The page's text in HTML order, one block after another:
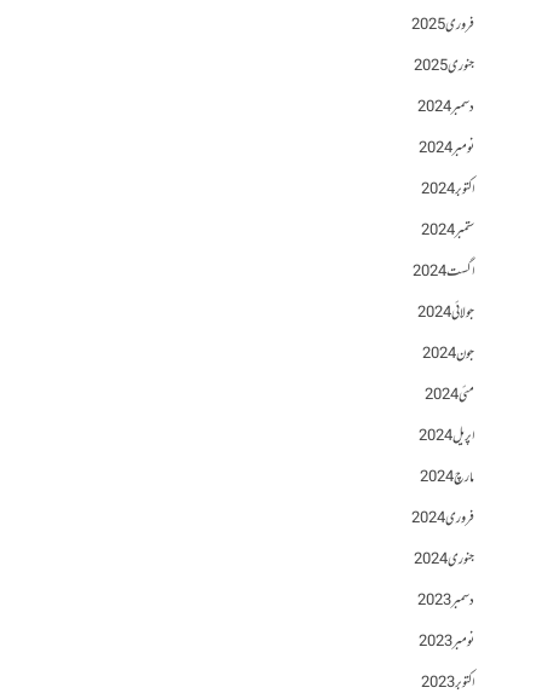
فروری 2025
جنوری 2025
دسمبر 2024
نومبر 2024
اکتوبر 2024
ستمبر 2024
اگست 2024
جولائی 2024
جون 2024
مئی 2024
اپریل 2024
مارچ 2024
فروری 2024
جنوری 2024
دسمبر 2023
نومبر 2023
اکتوبر 2023